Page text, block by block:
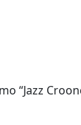
“Jazz